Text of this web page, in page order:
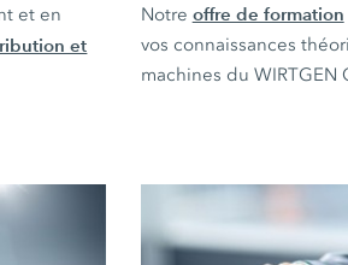
et en
et
Notre offre de formation
vos connaissances
machines du WIRTGEN